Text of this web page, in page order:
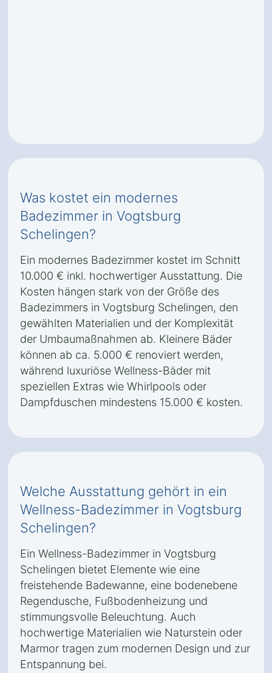
Was kostet ein modernes
Badezimmer in Vogtsburg
Schelingen?
Ein modernes Badezimmer kostet im Schnitt
10.000 € inkl. hochwertiger Ausstattung. Die
Kosten hängen stark von der Größe des
Badezimmers in Vogtsburg Schelingen, den
gewählten Materialien und der Komplexität
der Umbaumaßnahmen ab. Kleinere Bäder
können ab ca. 5.000 € renoviert werden,
während luxuriöse Wellness-Bäder mit
speziellen Extras wie Whirlpools oder
Dampfduschen mindestens 15.000 € kosten.
Welche Ausstattung gehört in ein
Wellness-Badezimmer in Vogtsburg
Schelingen?
Ein Wellness-Badezimmer in Vogtsburg
Schelingen bietet Elemente wie eine
freistehende Badewanne, eine bodenebene
Regendusche, Fußbodenheizung und
stimmungsvolle Beleuchtung. Auch
hochwertige Materialien wie Naturstein oder
Marmor tragen zum modernen Design und zur
Entspannung bei.